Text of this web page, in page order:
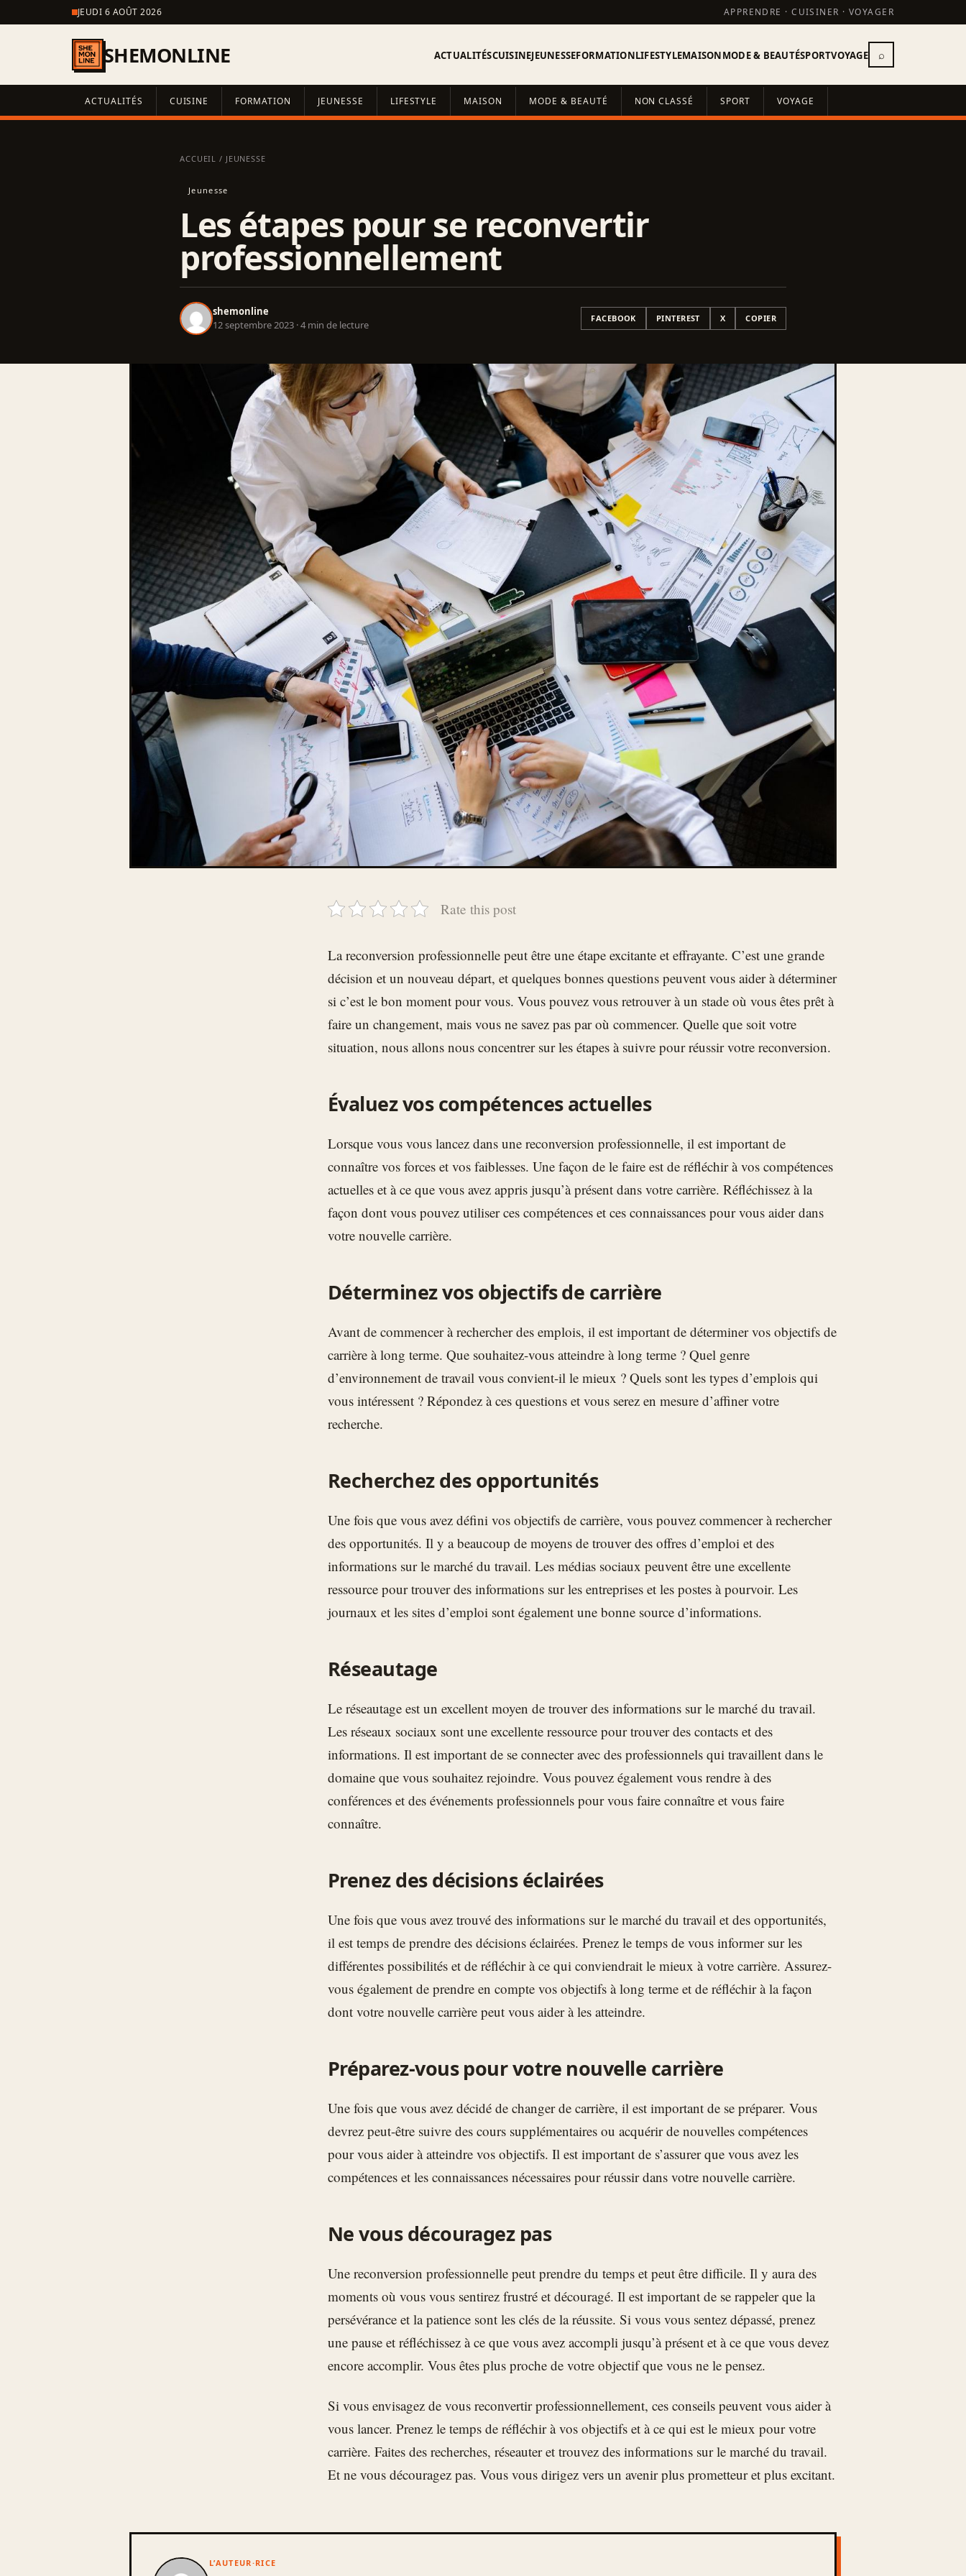
JEUDI 6 AOÛT 2026 APPRENDRE · CUISINER · VOYAGER
SHEMONLINE ACTUALITÉSCUISINEJEUNESSEFORMATIONLIFESTYLEMAISONMODE & BEAUTÉSPORTVOYAGE ⌕
ACTUALITÉS CUISINE FORMATION JEUNESSE LIFESTYLE MAISON MODE & BEAUTÉ NON CLASSÉ SPORT VOYAGE
ACCUEIL / JEUNESSE
Jeunesse
Les étapes pour se reconvertir
professionnellement
shemonline
12 septembre 2023 · 4 min de lecture
FACEBOOK PINTEREST X COPIER
Rate this post
La reconversion professionnelle peut être une étape excitante et effrayante. C’est une grande
décision et un nouveau départ, et quelques bonnes questions peuvent vous aider à déterminer
si c’est le bon moment pour vous. Vous pouvez vous retrouver à un stade où vous êtes prêt à
faire un changement, mais vous ne savez pas par où commencer. Quelle que soit votre
situation, nous allons nous concentrer sur les étapes à suivre pour réussir votre reconversion.
Évaluez vos compétences actuelles
Lorsque vous vous lancez dans une reconversion professionnelle, il est important de
connaître vos forces et vos faiblesses. Une façon de le faire est de réfléchir à vos compétences
actuelles et à ce que vous avez appris jusqu’à présent dans votre carrière. Réfléchissez à la
façon dont vous pouvez utiliser ces compétences et ces connaissances pour vous aider dans
votre nouvelle carrière.
Déterminez vos objectifs de carrière
Avant de commencer à rechercher des emplois, il est important de déterminer vos objectifs de
carrière à long terme. Que souhaitez-vous atteindre à long terme ? Quel genre
d’environnement de travail vous convient-il le mieux ? Quels sont les types d’emplois qui
vous intéressent ? Répondez à ces questions et vous serez en mesure d’affiner votre
recherche.
Recherchez des opportunités
Une fois que vous avez défini vos objectifs de carrière, vous pouvez commencer à rechercher
des opportunités. Il y a beaucoup de moyens de trouver des offres d’emploi et des
informations sur le marché du travail. Les médias sociaux peuvent être une excellente
ressource pour trouver des informations sur les entreprises et les postes à pourvoir. Les
journaux et les sites d’emploi sont également une bonne source d’informations.
Réseautage
Le réseautage est un excellent moyen de trouver des informations sur le marché du travail.
Les réseaux sociaux sont une excellente ressource pour trouver des contacts et des
informations. Il est important de se connecter avec des professionnels qui travaillent dans le
domaine que vous souhaitez rejoindre. Vous pouvez également vous rendre à des
conférences et des événements professionnels pour vous faire connaître et vous faire
connaître.
Prenez des décisions éclairées
Une fois que vous avez trouvé des informations sur le marché du travail et des opportunités,
il est temps de prendre des décisions éclairées. Prenez le temps de vous informer sur les
différentes possibilités et de réfléchir à ce qui conviendrait le mieux à votre carrière. Assurez-
vous également de prendre en compte vos objectifs à long terme et de réfléchir à la façon
dont votre nouvelle carrière peut vous aider à les atteindre.
Préparez-vous pour votre nouvelle carrière
Une fois que vous avez décidé de changer de carrière, il est important de se préparer. Vous
devrez peut-être suivre des cours supplémentaires ou acquérir de nouvelles compétences
pour vous aider à atteindre vos objectifs. Il est important de s’assurer que vous avez les
compétences et les connaissances nécessaires pour réussir dans votre nouvelle carrière.
Ne vous découragez pas
Une reconversion professionnelle peut prendre du temps et peut être difficile. Il y aura des
moments où vous vous sentirez frustré et découragé. Il est important de se rappeler que la
persévérance et la patience sont les clés de la réussite. Si vous vous sentez dépassé, prenez
une pause et réfléchissez à ce que vous avez accompli jusqu’à présent et à ce que vous devez
encore accomplir. Vous êtes plus proche de votre objectif que vous ne le pensez.
Si vous envisagez de vous reconvertir professionnellement, ces conseils peuvent vous aider à
vous lancer. Prenez le temps de réfléchir à vos objectifs et à ce qui est le mieux pour votre
carrière. Faites des recherches, réseauter et trouvez des informations sur le marché du travail.
Et ne vous découragez pas. Vous vous dirigez vers un avenir plus prometteur et plus excitant.
L’AUTEUR·RICE